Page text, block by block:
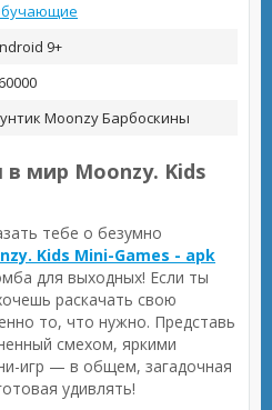
9+
Moonzy Барбоскины
мир Moonzy. Kids
тебе о безумно
Kids Mini-Games - apk
для выходных! Если ты
раскачать свою
то, что нужно. Представь
смехом, яркими
игр — в общем, загадочная
удивлять!